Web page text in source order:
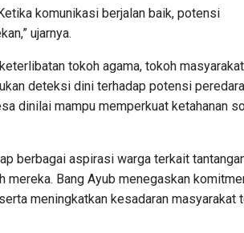
komunikasi berjalan baik, potensi
ujarnya.
tokoh agama, tokoh
deteksi dini terhadap potensi
dinilai mampu memperkuat ketahanan
berbagai aspirasi warga terkait
mereka. Bang Ayub menegaskan
meningkatkan kesadaran masyarakat